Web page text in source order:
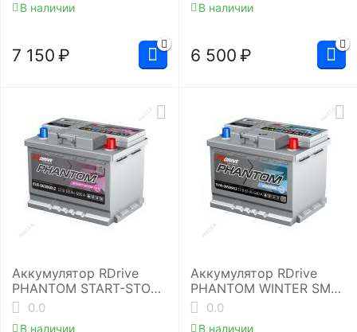
В наличии
7 150 ₽
В наличии
6 500 ₽
Аккумулятор RDrive
PHANTOM START-STOP
EFB EUE-063060L2
0.0
В наличии
Аккумулятор RDrive
PHANTOM WINTER SMF
EUW-065064L2
0.0
В наличии